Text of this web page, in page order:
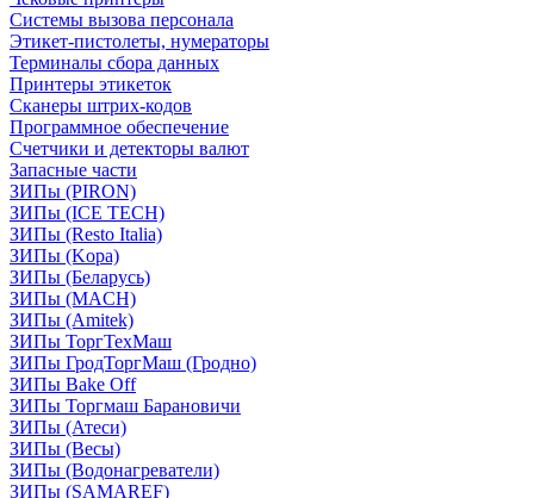
Системы вызова персонала
Этикет-пистолеты, нумераторы
Терминалы сбора данных
Принтеры этикеток
Сканеры штрих-кодов
Программное обеспечение
Счетчики и детекторы валют
Запасные части
ЗИПы (PIRON)
ЗИПы (ICE TECH)
ЗИПы (Resto Italia)
ЗИПы (Kopa)
ЗИПы (Беларусь)
ЗИПы (MACH)
ЗИПы (Amitek)
ЗИПы ТоргТехМаш
ЗИПы ГродТоргМаш (Гродно)
ЗИПы Bake Off
ЗИПы Торгмаш Барановичи
ЗИПы (Атеси)
ЗИПы (Весы)
ЗИПы (Водонагреватели)
ЗИПы (SAMAREF)